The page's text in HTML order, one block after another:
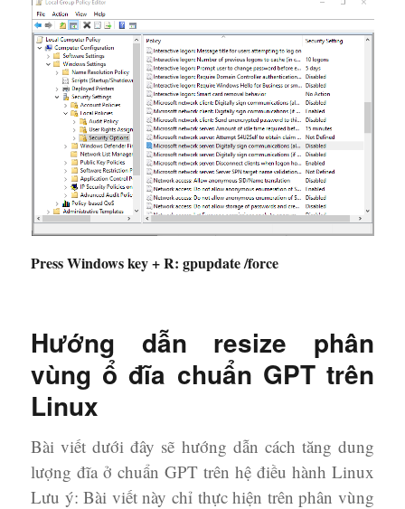
Press Windows key + R: gpupdate /force
Hướng dẫn resize phân
vùng ổ đĩa chuẩn GPT trên
Linux
Bài viết dưới đây sẽ hướng dẫn cách tăng dung
lượng đĩa ở chuẩn GPT trên hệ điều hành Linux
Lưu ý: Bài viết này chỉ thực hiện trên phân vùng